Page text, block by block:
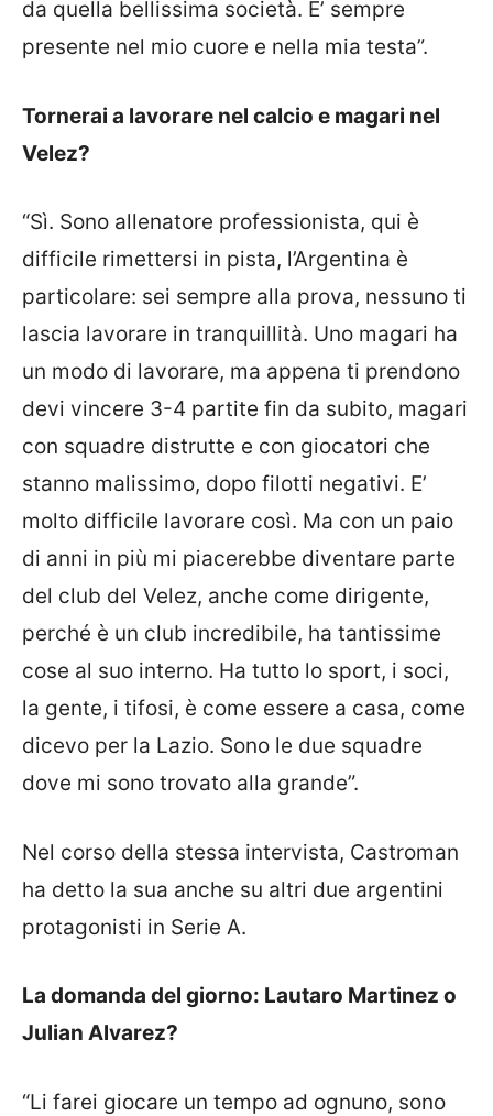
da quella bellissima società. E’ sempre
presente nel mio cuore e nella mia testa”.
Tornerai a lavorare nel calcio e magari nel
Velez?
“Sì. Sono allenatore professionista, qui è
difficile rimettersi in pista, l’Argentina è
particolare: sei sempre alla prova, nessuno ti
lascia lavorare in tranquillità. Uno magari ha
un modo di lavorare, ma appena ti prendono
devi vincere 3-4 partite fin da subito, magari
con squadre distrutte e con giocatori che
stanno malissimo, dopo filotti negativi. E’
molto difficile lavorare così. Ma con un paio
di anni in più mi piacerebbe diventare parte
del club del Velez, anche come dirigente,
perché è un club incredibile, ha tantissime
cose al suo interno. Ha tutto lo sport, i soci,
la gente, i tifosi, è come essere a casa, come
dicevo per la Lazio. Sono le due squadre
dove mi sono trovato alla grande”.
Nel corso della stessa intervista, Castroman
ha detto la sua anche su altri due argentini
protagonisti in Serie A.
La domanda del giorno: Lautaro Martinez o
Julian Alvarez?
“Li farei giocare un tempo ad ognuno, sono